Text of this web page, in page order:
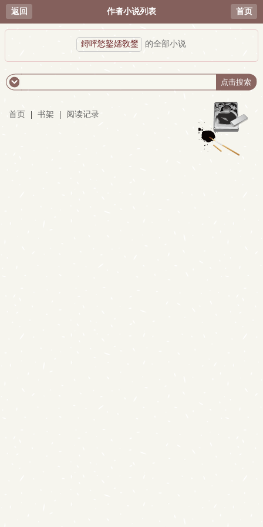
返回 作者小说列表 首页
鐞呯悐鐜嬬敎鐢 的全部小说
首页 书架 阅读记录